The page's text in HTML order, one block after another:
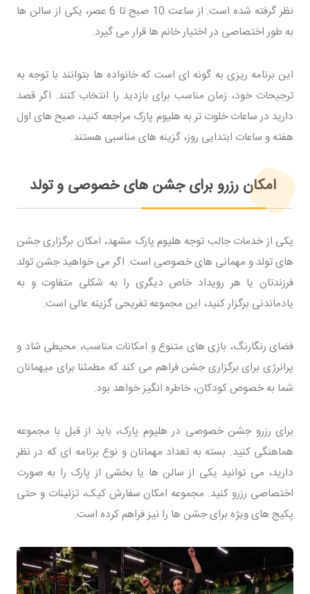
نظر گرفته شده است. از ساعت 10 صبح تا 6 عصر، یکی از سالن ها
به طور اختصاصی در اختیار خانم ها قرار می گیرد.
این برنامه ریزی به گونه ای است که خانواده ها بتوانند با توجه به
ترجیحات خود، زمان مناسب برای بازدید را انتخاب کنند. اگر قصد
دارید در ساعات خلوت تر به هلیوم پارک مراجعه کنید، صبح های اول
هفته و ساعات ابتدایی روز، گزینه های مناسبی هستند.
امکان رزرو برای جشن های خصوصی و تولد
یکی از خدمات جالب توجه هلیوم پارک مشهد، امکان برگزاری جشن
های تولد و مهمانی های خصوصی است. اگر می خواهید جشن تولد
فرزندتان یا هر رویداد خاص دیگری را به شکلی متفاوت و به
یادماندنی برگزار کنید، این مجموعه تفریحی گزینه عالی است.
فضای رنگارنگ، بازی های متنوع و امکانات مناسب، محیطی شاد و
پرانرژی برای برگزاری جشن فراهم می کند که مطمئنا برای میهمانان
شما به خصوص کودکان، خاطره انگیز خواهد بود.
برای رزرو جشن خصوصی در هلیوم پارک، باید از قبل با مجموعه
هماهنگی کنید. بسته به تعداد مهمانان و نوع برنامه ای که در نظر
دارید، می توانید یکی از سالن ها یا بخشی از پارک را به صورت
اختصاصی رزرو کنید. مجموعه امکان سفارش کیک، تزئینات و حتی
پکیج های ویژه برای جشن ها را نیز فراهم کرده است.